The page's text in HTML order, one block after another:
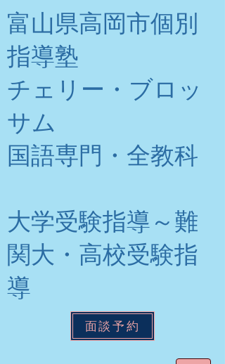
富山県高岡市個別
指導塾
チェリー・ブロッ
サム
​国語専門・全教科
大学受験指導～難
関大・高校受験指
導
面談予約